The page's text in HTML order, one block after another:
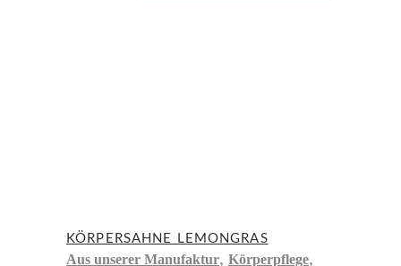
KÖRPERSAHNE LEMONGRAS
Aus unserer Manufaktur, Körperpflege,